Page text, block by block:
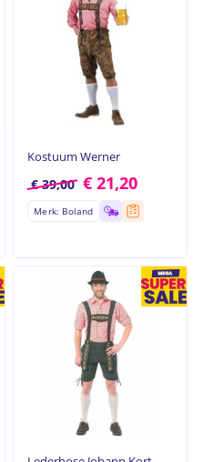
Kostuum Werner
€39,00 €21,20
Merk: Boland